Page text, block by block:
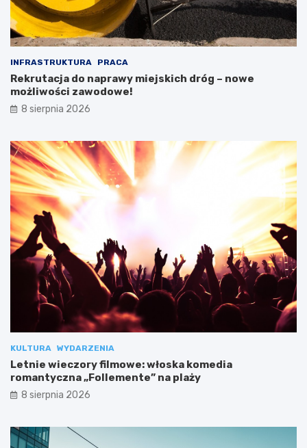
INFRASTRUKTURA PRACA
Rekrutacja do naprawy miejskich dróg – nowe
możliwości zawodowe!
8 sierpnia 2026
KULTURA WYDARZENIA
Letnie wieczory filmowe: włoska komedia
romantyczna „Follemente” na plaży
8 sierpnia 2026